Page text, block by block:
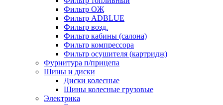
Фильтр ОЖ
Фильтр ADBLUE
Фильтр возд.
Фильтр кабины (салона)
Фильтр компрессора
Фильтр осушителя (картридж)
Фурнитура п/прицепа
Шины и диски
Диски колесные
Шины колесные грузовые
Электрика